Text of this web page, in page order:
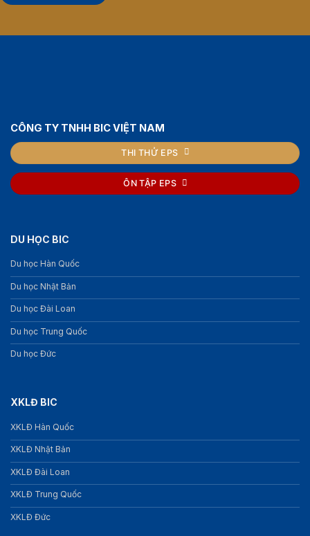
CÔNG TY TNHH BIC VIỆT NAM
THI THỬ EPS
ÔN TẬP EPS
DU HỌC BIC
Du học Hàn Quốc
Du học Nhật Bản
Du học Đài Loan
Du học Trung Quốc
Du học Đức
XKLĐ BIC
XKLĐ Hàn Quốc
XKLĐ Nhật Bản
XKLĐ Đài Loan
XKLĐ Trung Quốc
XKLĐ Đức